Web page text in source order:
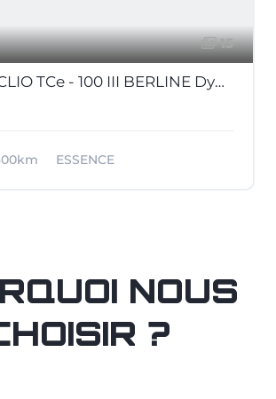
15
RENAULT CLIO TCe - 100 III BERLINE Dynamique TomTom PHASE 2
ESSENCE
NOUS
?